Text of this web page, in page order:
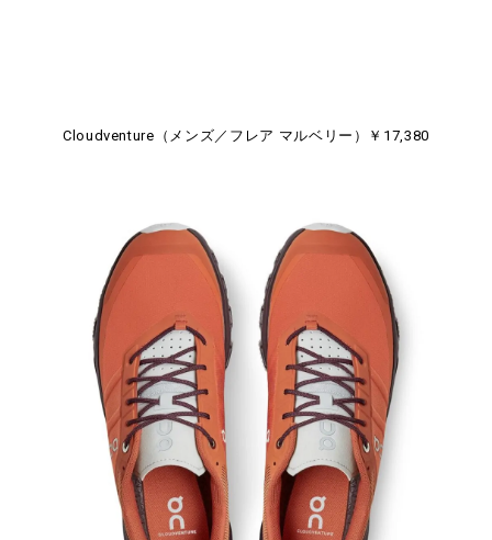
Cloudventure（メンズ／フレア マルベリー）￥17,380